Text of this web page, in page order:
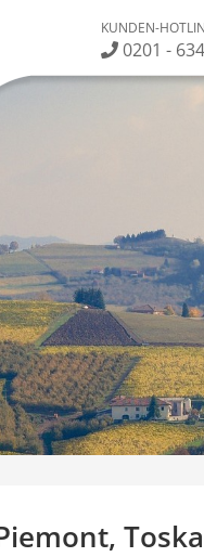
KUNDEN-
0201 -